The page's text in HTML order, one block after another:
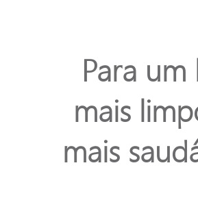
Para um
mais
mais